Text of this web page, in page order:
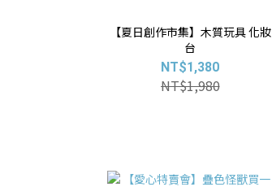
【夏日創作市集】木質玩具 化妝
台
NT$1,380
NT$1,980